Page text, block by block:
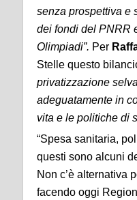
senza prospettiva e
dei fondi del PNRR
Olimpiadi”. Per
Stelle questo
privatizzazione
adeguatamente in
vita e le politiche di
“Spesa sanitaria,
questi sono alcuni
Non c’è alternativa
facendo oggi